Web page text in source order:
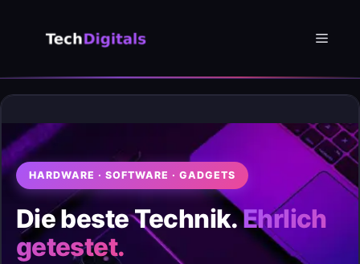
Menü
HARDWARE · SOFTWARE · GADGETS
Die beste Technik.Ehrlich
getestet.